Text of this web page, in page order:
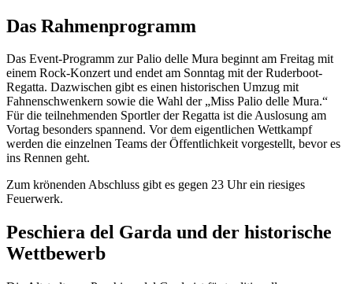
Das Rahmenprogramm
Das Event-Programm zur Palio delle Mura beginnt am Freitag mit
einem Rock-Konzert und endet am Sonntag mit der Ruderboot-
Regatta. Dazwischen gibt es einen historischen Umzug mit
Fahnenschwenkern sowie die Wahl der „Miss Palio delle Mura.“
Für die teilnehmenden Sportler der Regatta ist die Auslosung am
Vortag besonders spannend. Vor dem eigentlichen Wettkampf
werden die einzelnen Teams der Öffentlichkeit vorgestellt, bevor es
ins Rennen geht.
Zum krönenden Abschluss gibt es gegen 23 Uhr ein riesiges
Feuerwerk.
Peschiera del Garda und der historische
Wettbewerb